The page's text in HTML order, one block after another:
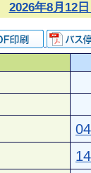
2026年8月12
04
14